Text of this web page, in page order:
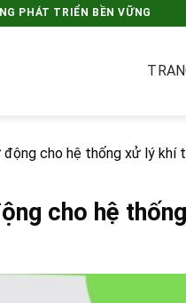
PHÁT TRIỂN BỀN VỮNG
cho hệ thống xử lý khí
cho hệ